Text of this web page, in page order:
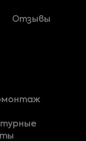
Отзывы